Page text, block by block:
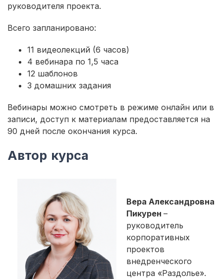
руководителя проекта.
Всего запланировано:
11 видеолекций (6 часов)
4 вебинара по 1,5 часа
12 шаблонов
3 домашних задания
Вебинары можно смотреть в режиме онлайн или в
записи, доступ к материалам предоставляется на
90 дней после окончания курса.
Автор курса
Вера Александровна
Пикурен –
руководитель
корпоративных
проектов
внедренческого
центра «Раздолье».